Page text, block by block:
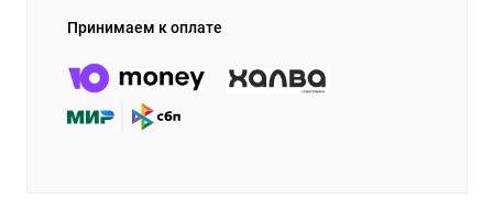
Принимаем к оплате